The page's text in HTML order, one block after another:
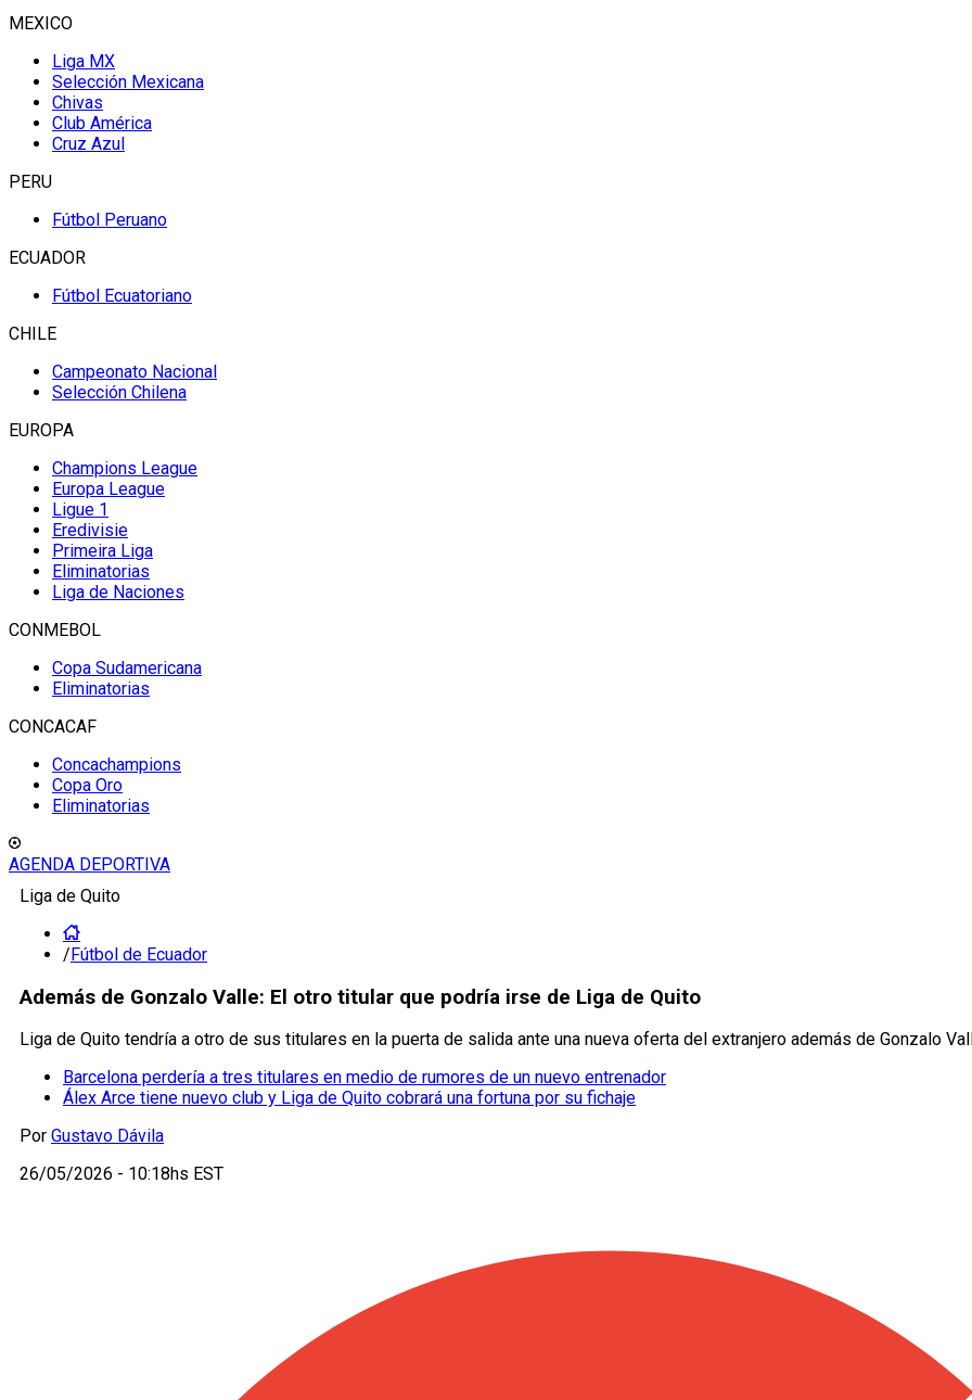
MEXICO
Liga MX
Selección Mexicana
Chivas
Club América
Cruz Azul
PERU
Fútbol Peruano
ECUADOR
Fútbol Ecuatoriano
CHILE
Campeonato Nacional
Selección Chilena
EUROPA
Champions League
Europa League
Ligue 1
Eredivisie
Primeira Liga
Eliminatorias
Liga de Naciones
CONMEBOL
Copa Sudamericana
Eliminatorias
CONCACAF
Concachampions
Copa Oro
Eliminatorias
AGENDA DEPORTIVA
Liga de Quito
/Fútbol de Ecuador
Además de Gonzalo Valle: El otro titular que podría irse de Liga de Quito
Liga de Quito tendría a otro de sus titulares en la puerta de salida ante una nueva oferta del extranjero además de Gonzalo
Barcelona perdería a tres titulares en medio de rumores de un nuevo entrenador
Álex Arce tiene nuevo club y Liga de Quito cobrará una fortuna por su fichaje
Por Gustavo Dávila
26/05/2026 - 10:18hs EST